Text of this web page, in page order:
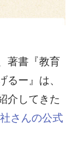
著書『教育
るー』は、
介してきた
さんの公式